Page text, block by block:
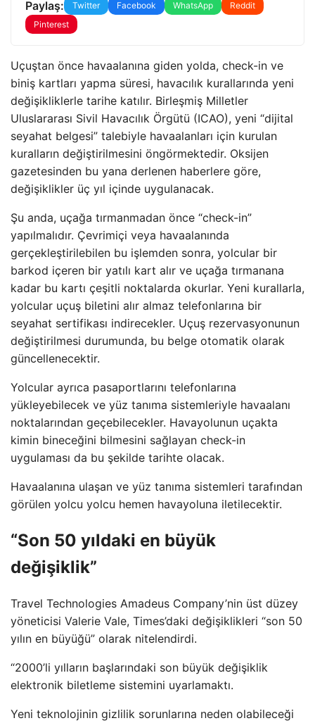
Paylaş: Twitter Facebook WhatsApp
Reddit
Pinterest
Uçuştan önce havaalanına giden yolda, check-in ve
biniş kartları yapma süresi, havacılık kurallarında yeni
değişikliklerle tarihe katılır. Birleşmiş Milletler
Uluslararası Sivil Havacılık Örgütü (ICAO), yeni “dijital
seyahat belgesi” talebiyle havaalanları için kurulan
kuralların değiştirilmesini öngörmektedir. Oksijen
gazetesinden bu yana derlenen haberlere göre,
değişiklikler üç yıl içinde uygulanacak.
Şu anda, uçağa tırmanmadan önce “check-in”
yapılmalıdır. Çevrimiçi veya havaalanında
gerçekleştirilebilen bu işlemden sonra, yolcular bir
barkod içeren bir yatılı kart alır ve uçağa tırmanana
kadar bu kartı çeşitli noktalarda okurlar. Yeni kurallarla,
yolcular uçuş biletini alır almaz telefonlarına bir
seyahat sertifikası indirecekler. Uçuş rezervasyonunun
değiştirilmesi durumunda, bu belge otomatik olarak
güncellenecektir.
Yolcular ayrıca pasaportlarını telefonlarına
yükleyebilecek ve yüz tanıma sistemleriyle havaalanı
noktalarından geçebilecekler. Havayolunun uçakta
kimin bineceğini bilmesini sağlayan check-in
uygulaması da bu şekilde tarihte olacak.
Havaalanına ulaşan ve yüz tanıma sistemleri tarafından
görülen yolcu yolcu hemen havayoluna iletilecektir.
“Son 50 yıldaki en büyük
değişiklik”
Travel Technologies Amadeus Company’nin üst düzey
yöneticisi Valerie Vale, Times’daki değişiklikleri “son 50
yılın en büyüğü” olarak nitelendirdi.
“2000’li yılların başlarındaki son büyük değişiklik
elektronik biletleme sistemini uyarlamaktı.
Yeni teknolojinin gizlilik sorunlarına neden olabileceği